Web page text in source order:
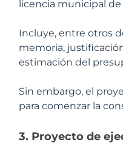
licencia municipal de
Incluye, entre otros
memoria,
estimación del
Sin embargo, el
para comenzar la
3. Proyecto de